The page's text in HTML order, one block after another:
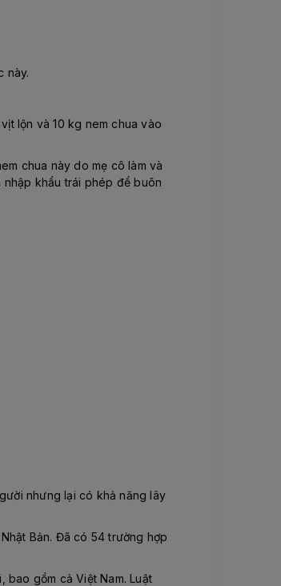
này.
lộn và 10 kg nem chua vào
chua này do mẹ cô làm và
khẩu trái phép để buôn
nhưng lại có khả năng lây
Bản. Đã có 54 trường hợp
gồm cả Việt Nam. Luật